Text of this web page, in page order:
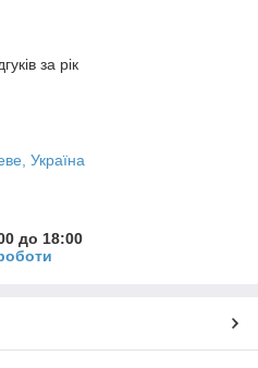
за рік
Україна
до 18:00